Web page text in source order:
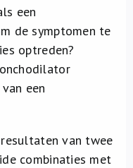
een
de symptomen te
optreden?
een
van twee
combinaties met